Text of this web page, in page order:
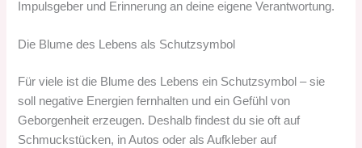
Impulsgeber und Erinnerung an deine eigene Verantwortung.
Die Blume des Lebens als Schutzsymbol
Für viele ist die Blume des Lebens ein Schutzsymbol – sie
soll negative Energien fernhalten und ein Gefühl von
Geborgenheit erzeugen. Deshalb findest du sie oft auf
Schmuckstücken, in Autos oder als Aufkleber auf